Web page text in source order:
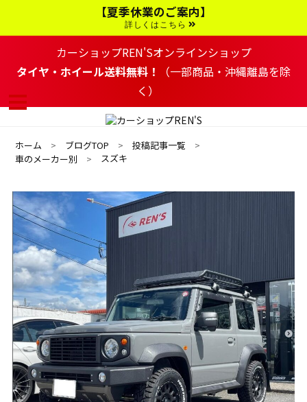
ン
す
る
【夏季休業のご案内】
詳しくはこちら
カーショップREN'Sオンラインショップ
タイヤ・ホイール送料無料！
（一部商品・沖縄離島を除
く）
ホーム ブログTOP
投稿記事一覧
車のメーカー別
スズキ